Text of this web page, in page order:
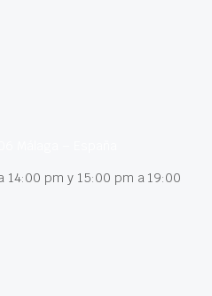
14:00 pm y 15:00 pm a 19:00